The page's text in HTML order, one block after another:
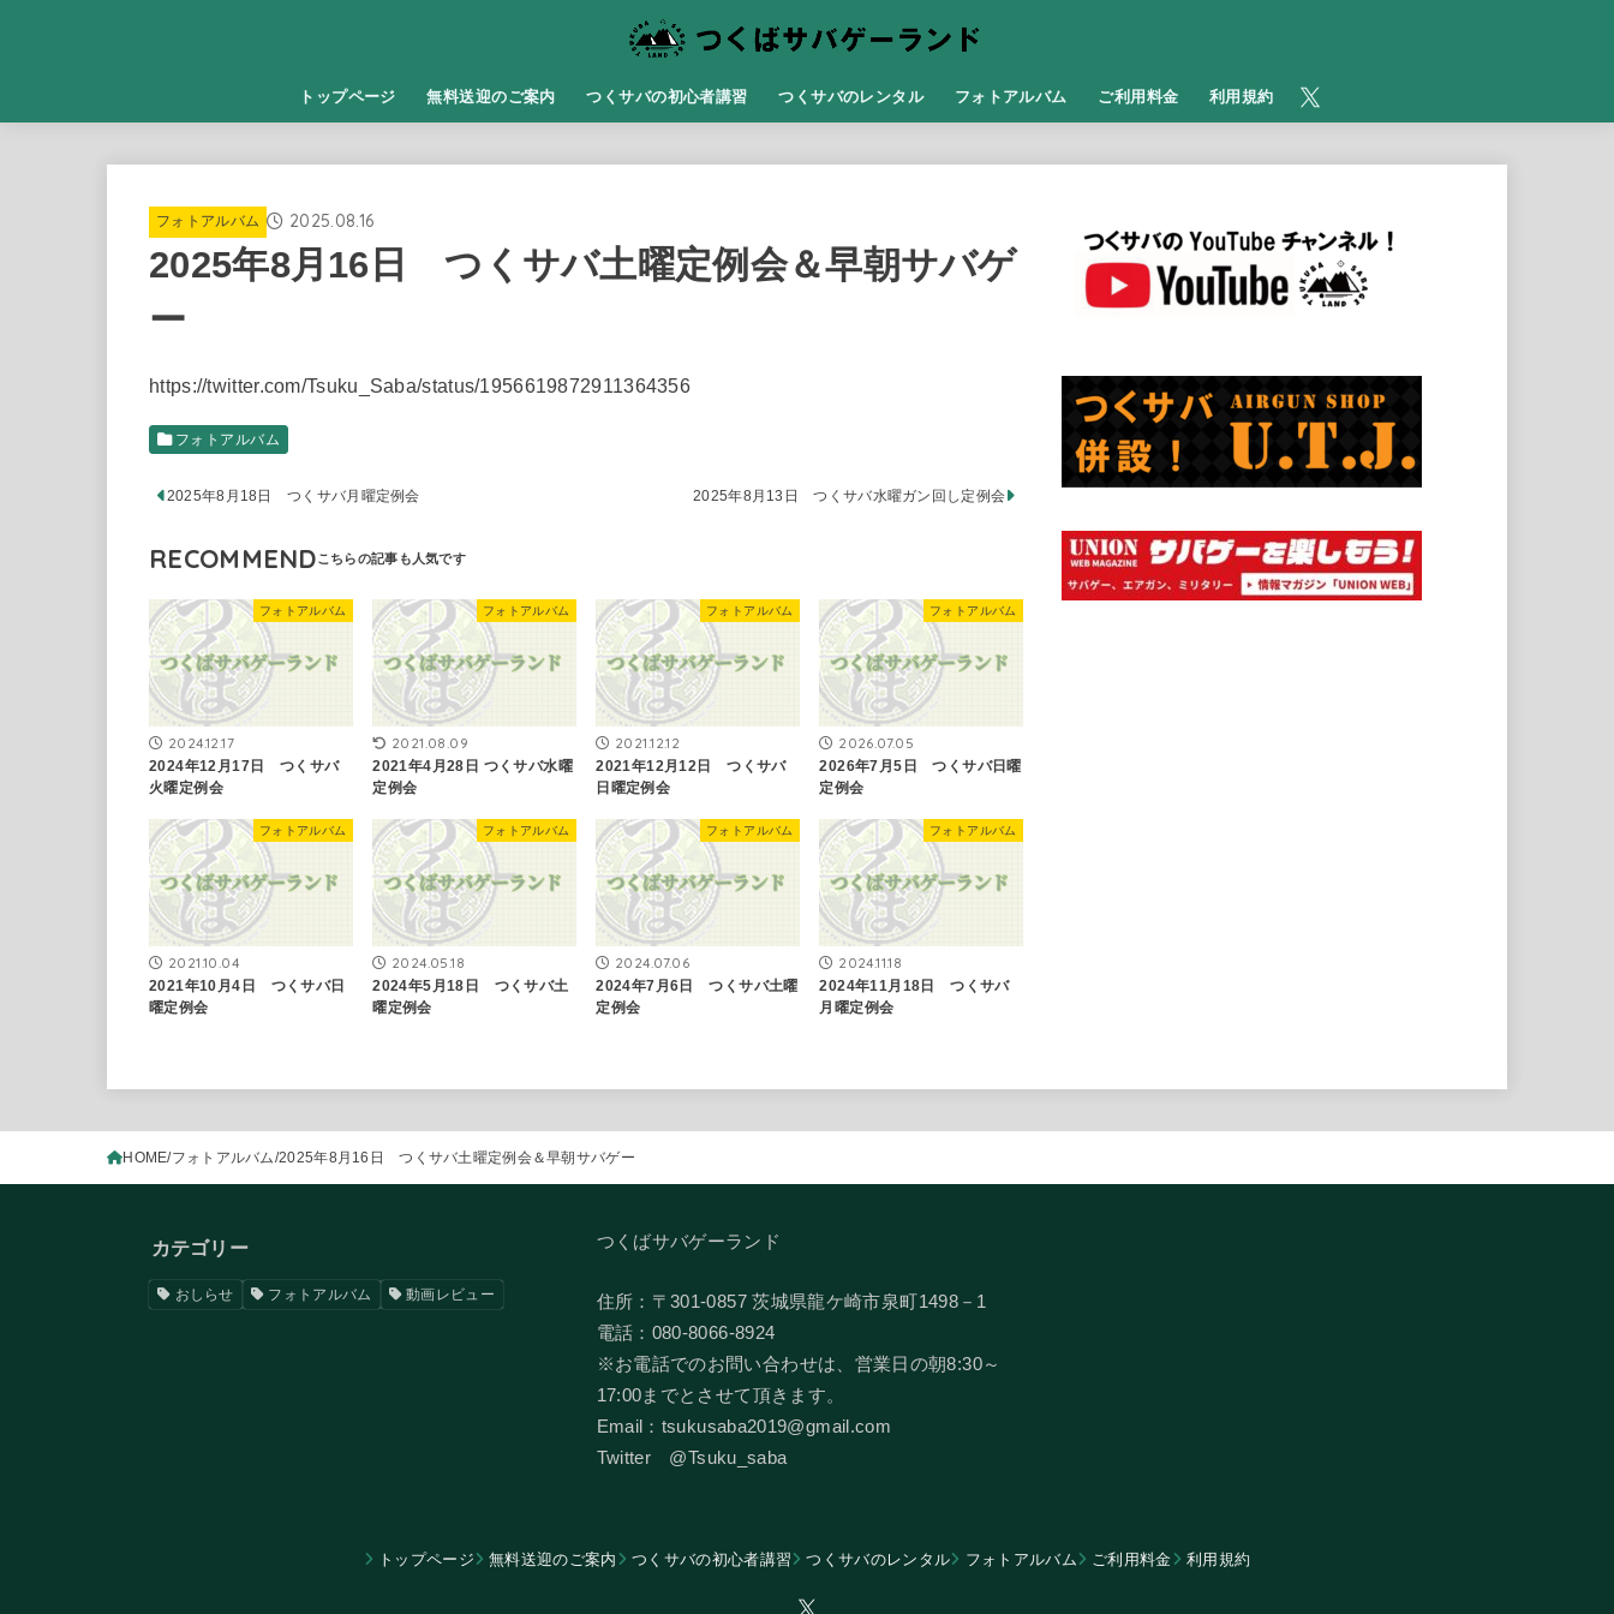
トップページ 無料送迎のご案内 つくサバの初心者講習 つくサバのレンタル フォトアルバム ​ご利用料金 利用規約
フォトアルバム 2025.08.16
2025年8月16日 つくサバ土曜定例会＆早朝サバゲ
ー
https://twitter.com/Tsuku_Saba/status/1956619872911364356
フォトアルバム
2025年8月18日 つくサバ月曜定例会 2025年8月13日 つくサバ水曜ガン回し定例会
RECOMMEND
フォトアルバム
2024.12.17
2024年12月17日 つくサバ
火曜定例会
フォトアルバム
2021.08.09
2021年4月28日 つくサバ水曜
定例会
フォトアルバム
2021.12.12
2021年12月12日 つくサバ
日曜定例会
フォトアルバム
2026.07.05
2026年7月5日 つくサバ日曜
定例会
フォトアルバム
2021.10.04
2021年10月4日 つくサバ日
曜定例会
フォトアルバム
2024.05.18
2024年5月18日 つくサバ土
曜定例会
フォトアルバム
2024.07.06
2024年7月6日 つくサバ土曜
定例会
フォトアルバム
2024.11.18
2024年11月18日 つくサバ
月曜定例会
HOME フォトアルバム 2025年8月16日 つくサバ土曜定例会＆早朝サバゲー
カテゴリー
おしらせ フォトアルバム 動画レビュー
つくばサバゲーランド
住所：〒301-0857 茨城県龍ケ崎市泉町1498－1
電話：080-8066-8924
​※お電話でのお問い合わせは、営業日の朝8:30～
17:00までとさせて頂きます。
Email：tsukusaba2019@gmail.com
​Twitter @Tsuku_saba
トップページ 無料送迎のご案内 つくサバの初心者講習 つくサバのレンタル フォトアルバム ​ご利用料金 利用規約